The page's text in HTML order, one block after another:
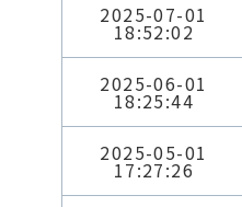
2025-07-01
18:52:02
2025-06-01
18:25:44
2025-05-01
17:27:26